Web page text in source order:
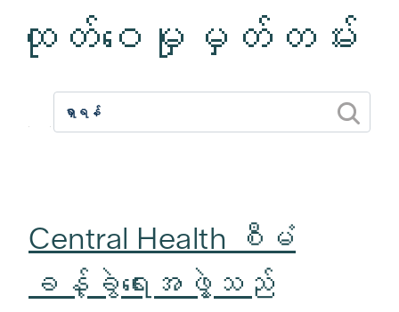
ထုတ်ဝေမှုမှတ်တမ်း
2026 2023
2012
2011
Central Health စီမံ
ခန့်ခွဲရေးအဖွဲ့သည်